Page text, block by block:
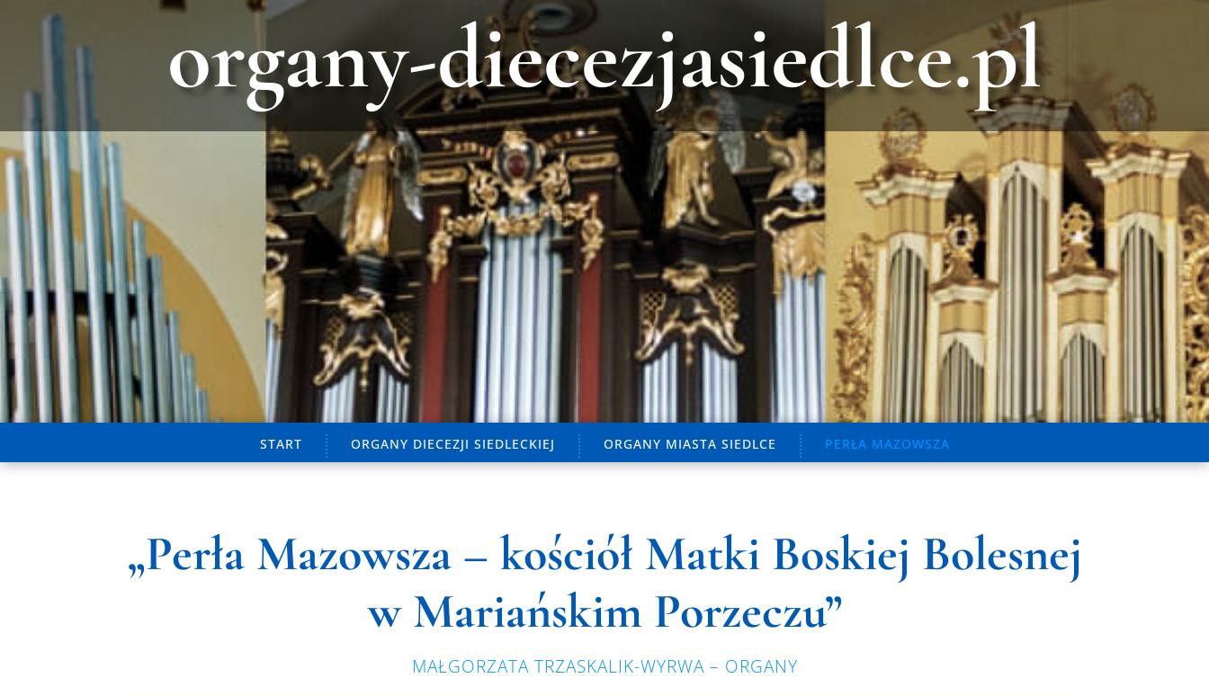
organy-diecezjasiedlce.pl
START ORGANY DIECEZJI SIEDLECKIEJ ORGANY MIASTA SIEDLCE PERŁA MAZOWSZA
„Perła Mazowsza – kościół Matki Boskiej Bolesnej
w Mariańskim Porzeczu”
MAŁGORZATA TRZASKALIK-WYRWA – ORGANY